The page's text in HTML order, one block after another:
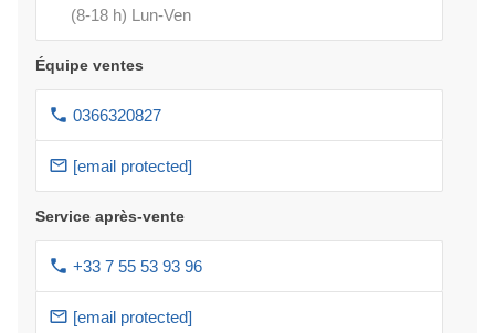
(8-18 h) Lun-Ven
Équipe ventes
0366320827
[email protected]
Service après-vente
+33 7 55 53 93 96
[email protected]